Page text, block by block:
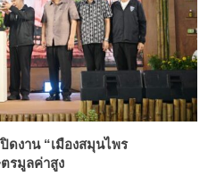
ดงาน “เมืองสมุนไพร
รมูลค่าสูง